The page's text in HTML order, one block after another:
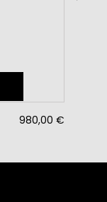
980,00 €